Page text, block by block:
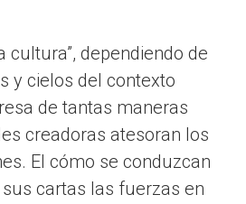
cultura”, dependiendo de
y cielos del contexto
de tantas maneras
creadoras atesoran los
El cómo se conduzcan
cartas las fuerzas en